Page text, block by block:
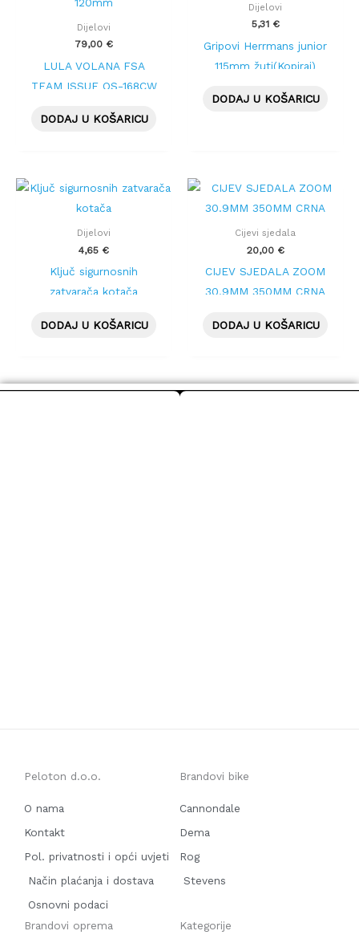
Dijelovi
79,00 €
LULA VOLANA FSA
TEAM ISSUE OS-168CW
DODAJ U KOŠARICU
Dijelovi
5,31 €
Gripovi Herrmans junior
115mm žuti(Kopiraj)
DODAJ U KOŠARICU
Dijelovi
4,65 €
Ključ sigurnosnih
zatvarača kotača
DODAJ U KOŠARICU
Cijevi sjedala
20,00 €
CIJEV SJEDALA ZOOM
30.9MM 350MM CRNA
DODAJ U KOŠARICU
Peloton d.o.o.
O nama
Kontakt
Pol. privatnosti i opći uvjeti
Način plaćanja i dostava
Osnovni podaci
Brandovi bike
Cannondale
Dema
Rog
Stevens
Brandovi oprema Kategorije